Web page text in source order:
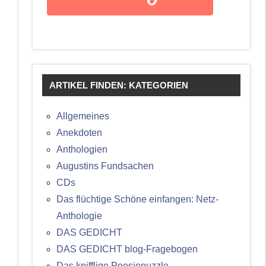
ARTIKEL FINDEN: KATEGORIEN
Allgemeines
Anekdoten
Anthologien
Augustins Fundsachen
CDs
Das flüchtige Schöne einfangen: Netz-
Anthologie
DAS GEDICHT
DAS GEDICHT blog-Fragebogen